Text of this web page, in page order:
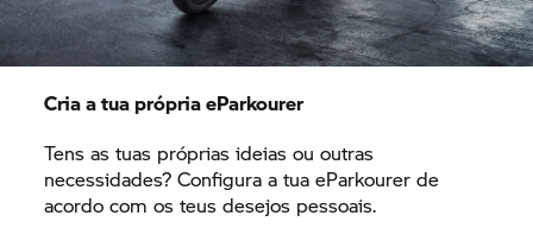
Cria a tua própria eParkourer
Tens as tuas próprias ideias ou outras
necessidades? Configura a tua eParkourer de
acordo com os teus desejos pessoais.